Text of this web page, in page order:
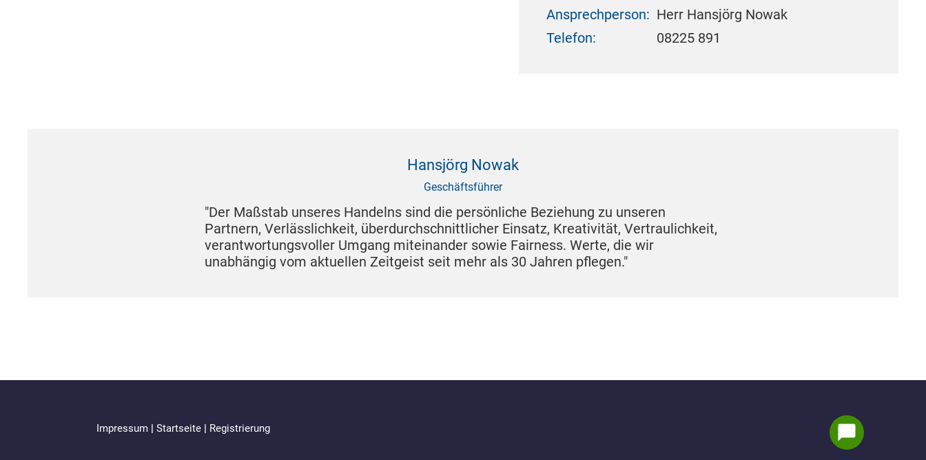
Ansprechperson: Herr Hansjörg Nowak
Telefon:
08225 891
Hansjörg Nowak
Geschäftsführer
"Der Maßstab unseres Handelns sind die persönliche Beziehung zu unseren
Partnern, Verlässlichkeit, überdurchschnittlicher Einsatz, Kreativität, Vertraulichkeit,
verantwortungsvoller Umgang miteinander sowie Fairness. Werte, die wir
unabhängig vom aktuellen Zeitgeist seit mehr als 30 Jahren pflegen."
Impressum | Startseite | Registrierung